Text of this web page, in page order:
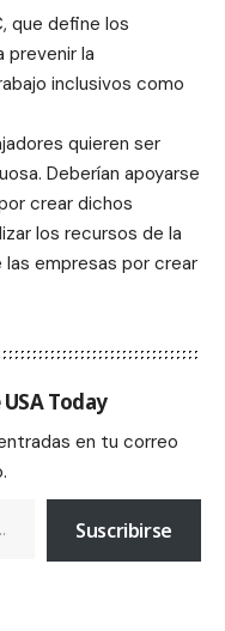
que define los
prevenir la
inclusivos como
quieren ser
Deberían apoyarse
crear dichos
los recursos de la
las empresas por crear
Today
en tu correo
Suscribirse